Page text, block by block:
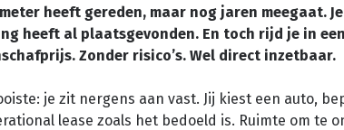
heeft gereden, maar nog jaren meegaat.
heeft al plaatsgevonden. En toch rijd je in
Zonder risico’s. Wel direct inzetbaar.
je zit nergens aan vast. Jij kiest een auto,
lease zoals het bedoeld is. Ruimte om te